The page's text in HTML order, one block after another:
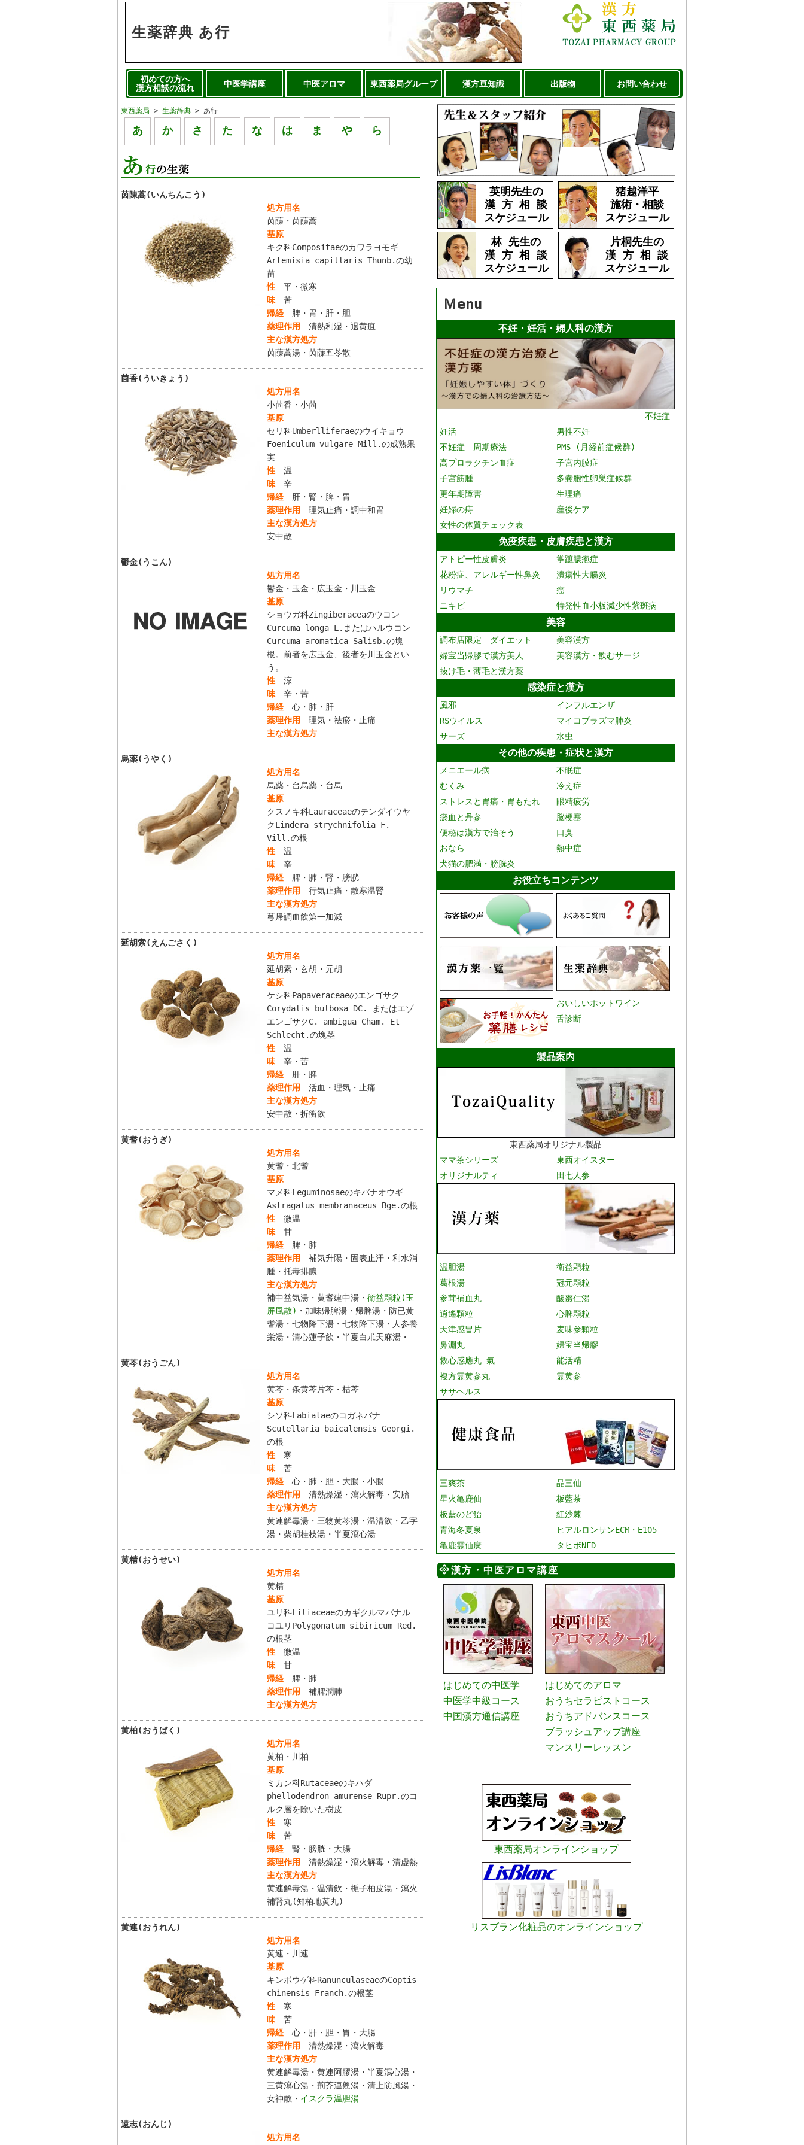
生薬辞典 あ行
初めての方へ
漢方相談の流れ
中医学講座 中医アロマ 東西薬局グループ 漢方豆知識 出版物 お問い合わせ
東西薬局 > 生薬辞典 > あ行
あ か さ た な は ま や ら
茵陳蒿(いんちんこう)
処方用名
茵蔯・茵蔯蒿
基原
キク科Compositaeのカワラヨモギ
Artemisia capillaris Thunb.の幼
苗
性平・微寒
味苦
帰経脾・胃・肝・胆
薬理作用 清熱利湿・退黄疽
主な漢方処方
茵蔯蒿湯・茵蔯五苓散
茴香(ういきょう)
処方用名
小茴香・小茴
基原
セリ科Umberlliferaeのウイキョウ
Foeniculum vulgare Mill.の成熟果
実
性温
味辛
帰経肝・腎・脾・胃
薬理作用 理気止痛・調中和胃
主な漢方処方
安中散
鬱金(うこん)
処方用名
鬱金・玉金・広玉金・川玉金
基原
ショウガ科Zingiberaceaのウコン
Curcuma longa L.またはハルウコン
Curcuma aromatica Salisb.の塊
根。前者を広玉金、後者を川玉金とい
う。
性涼
味辛・苦
帰経心・肺・肝
薬理作用 理気・祛瘀・止痛
主な漢方処方
烏薬(うやく)
処方用名
烏薬・台烏薬・台烏
基原
クスノキ科Lauraceaeのテンダイウヤ
クLindera strychnifolia F.
Vill.の根
性温
味辛
帰経脾・肺・腎・膀胱
薬理作用 行気止痛・散寒温腎
主な漢方処方
芎帰調血飲第一加減
延胡索(えんごさく)
処方用名
延胡索・玄胡・元胡
基原
ケシ科Papaveraceaeのエンゴサク
Corydalis bulbosa DC. またはエゾ
エンゴサクC. ambigua Cham. Et
Schlecht.の塊茎
性温
味辛・苦
帰経肝・脾
薬理作用 活血・理気・止痛
主な漢方処方
安中散・折衝飲
黄耆(おうぎ)
処方用名
黄耆・北耆
基原
マメ科Leguminosaeのキバナオウギ
Astragalus membranaceus Bge.の根
性微温
味甘
帰経脾・肺
薬理作用 補気升陽・固表止汗・利水消
腫・托毒排膿
主な漢方処方
補中益気湯・黄耆建中湯・ 衛益顆粒(玉
屏風散) ・加味帰脾湯・帰脾湯・防已黄
耆湯・七物降下湯・七物降下湯・人参養
栄湯・清心蓮子飲・半夏白朮天麻湯・
黄芩(おうごん)
処方用名
黄芩・条黄芩片芩・枯芩
基原
シソ科Labiataeのコガネバナ
Scutellaria baicalensis Georgi.
の根
性寒
味苦
帰経心・肺・胆・大腸・小腸
薬理作用 清熱燥湿・瀉火解毒・安胎
主な漢方処方
黄連解毒湯・三物黄芩湯・温清飲・乙字
湯・柴胡桂枝湯・半夏瀉心湯
黄精(おうせい)
処方用名
黄精
基原
ユリ科Liliaceaeのカギクルマバナル
コユリPolygonatum sibiricum Red.
の根茎
性微温
味甘
帰経脾・肺
薬理作用 補脾潤肺
主な漢方処方
黄柏(おうばく)
処方用名
黄柏・川柏
基原
ミカン科Rutaceaeのキハダ
phellodendron amurense Rupr.のコ
ルク層を除いた樹皮
性寒
味苦
帰経腎・膀胱・大腸
薬理作用 清熱燥湿・瀉火解毒・清虚熱
主な漢方処方
黄連解毒湯・温清飲・梔子柏皮湯・瀉火
補腎丸(知柏地黄丸)
黄連(おうれん)
処方用名
黄連・川連
基原
キンポウゲ科RanunculaseaeのCoptis
chinensis Franch.の根茎
性寒
味苦
帰経心・肝・胆・胃・大腸
薬理作用 清熱燥湿・瀉火解毒
主な漢方処方
黄連解毒湯・黄連阿膠湯・半夏瀉心湯・
三黄瀉心湯・荊芥連翹湯・清上防風湯・
女神散・ イスクラ温胆湯
遠志(おんじ)
処方用名
英明先生の
漢 方 相 談
スケジュール
猪越洋平
施術・相談
スケジュール
林 先生の
漢 方 相 談
スケジュール
片桐先生の
漢 方 相 談
スケジュール
Ｍenu
不妊・妊活・婦人科の漢方
不妊症
妊活
男性不妊
不妊症 周期療法
PMS (月経前症候群)
高プロラクチン血症
子宮内膜症
子宮筋腫
多嚢胞性卵巣症候群
更年期障害
生理痛
妊婦の痔
産後ケア
女性の体質チェック表
免疫疾患・皮膚疾患と漢方
アトピー性皮膚炎
掌蹠膿疱症
花粉症、アレルギー性鼻炎
潰瘍性大腸炎
リウマチ
癌
ニキビ
特発性血小板減少性紫斑病
美容
調布店限定 ダイエット
美容漢方
婦宝当帰膠で漢方美人
美容漢方・飲むサージ
抜け毛・薄毛と漢方薬
感染症と漢方
風邪
インフルエンザ
RSウイルス
マイコプラズマ肺炎
サーズ
水虫
その他の疾患・症状と漢方
メニエール病
不眠症
むくみ
冷え症
ストレスと胃痛・胃もたれ
眼精疲労
瘀血と丹参
脳梗塞
便秘は漢方で治そう
口臭
おなら
熱中症
犬猫の肥満・膀胱炎
お役立ちコンテンツ
おいしいホットワイン
舌診断
製品案内
東西薬局オリジナル製品
ママ茶シリーズ
東西オイスター
オリジナルティ
田七人参
温胆湯
衛益顆粒
葛根湯
冠元顆粒
参茸補血丸
酸棗仁湯
逍遙顆粒
心脾顆粒
天津感冒片
麦味参顆粒
鼻淵丸
婦宝当帰膠
救心感應丸 氣
能活精
複方霊黄参丸
霊黄参
ササヘルス
三爽茶
晶三仙
星火亀鹿仙
板藍茶
板藍のど飴
紅沙棘
青海冬夏泉
ヒアルロンサンECM・E105
亀鹿霊仙廣
タヒボNFD
漢方・中医アロマ講座
はじめての中医学
中医学中級コース
中国漢方通信講座
はじめてのアロマ
おうちセラピストコース
おうちアドバンスコース
ブラッシュアップ講座
マンスリーレッスン
東西薬局オンラインショップ
リスブラン化粧品のオンラインショップ